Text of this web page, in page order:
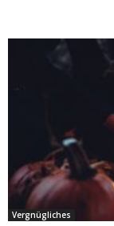
Vergnügliches